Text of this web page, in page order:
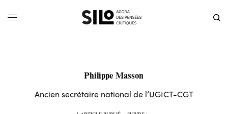
Philippe Masson
Ancien secrétaire national de l’UGICT-CGT